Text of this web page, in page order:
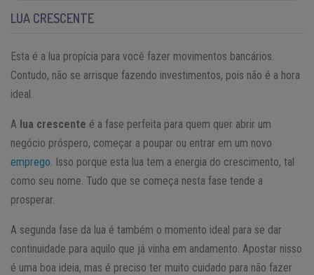
LUA CRESCENTE
Esta é a lua propícia para você fazer movimentos bancários.
Contudo, não se arrisque fazendo investimentos, pois não é a hora
ideal.
A lua crescente é a fase perfeita para quem quer abrir um
negócio próspero, começar a poupar ou entrar em um novo
emprego . Isso porque esta lua tem a energia do crescimento, tal
como seu nome. Tudo que se começa nesta fase tende a
prosperar.
A segunda fase da lua é também o momento ideal para se dar
continuidade para aquilo que já vinha em andamento. Apostar nisso
é uma boa ideia, mas é preciso ter muito cuidado para não fazer